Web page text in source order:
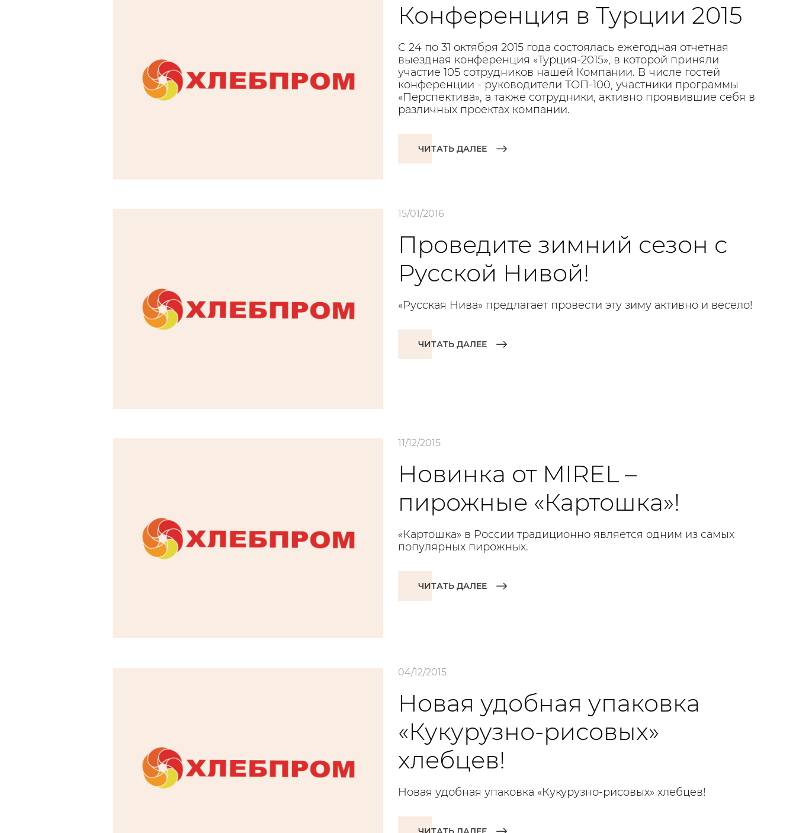
Конференция в Турции 2015
С 24 по 31 октября 2015 года состоялась ежегодная отчетная
выездная конференция «Турция-2015», в которой приняли
участие 105 сотрудников нашей Компании. В числе гостей
конференции - руководители ТОП-100, участники программы
«Перспектива», а также сотрудники, активно проявившие себя в
различных проектах компании.
ЧИТАТЬ ДАЛЕЕ
15/01/2016
Проведите зимний сезон с
Русской Нивой!
«Русская Нива» предлагает провести эту зиму активно и весело!
ЧИТАТЬ ДАЛЕЕ
11/12/2015
Новинка от MIREL –
пирожные «Картошка»!
«Картошка» в России традиционно является одним из самых
популярных пирожных.
ЧИТАТЬ ДАЛЕЕ
04/12/2015
Новая удобная упаковка
«Кукурузно-рисовых»
хлебцев!
Новая удобная упаковка «Кукурузно-рисовых» хлебцев!